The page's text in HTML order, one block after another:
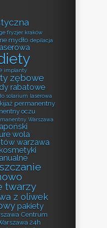
fryzjer kraków
mydło depilacja
implanty
zębowe
rabatowe
solarium laserowa
permanentny
oczu
Warszawa
wola
warzawa
twarzy
z oliwek
pakiety
Centrum
24h